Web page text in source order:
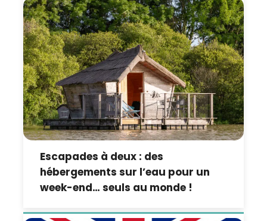
Escapades à deux : des
hébergements sur l’eau pour un
week-end… seuls au monde !